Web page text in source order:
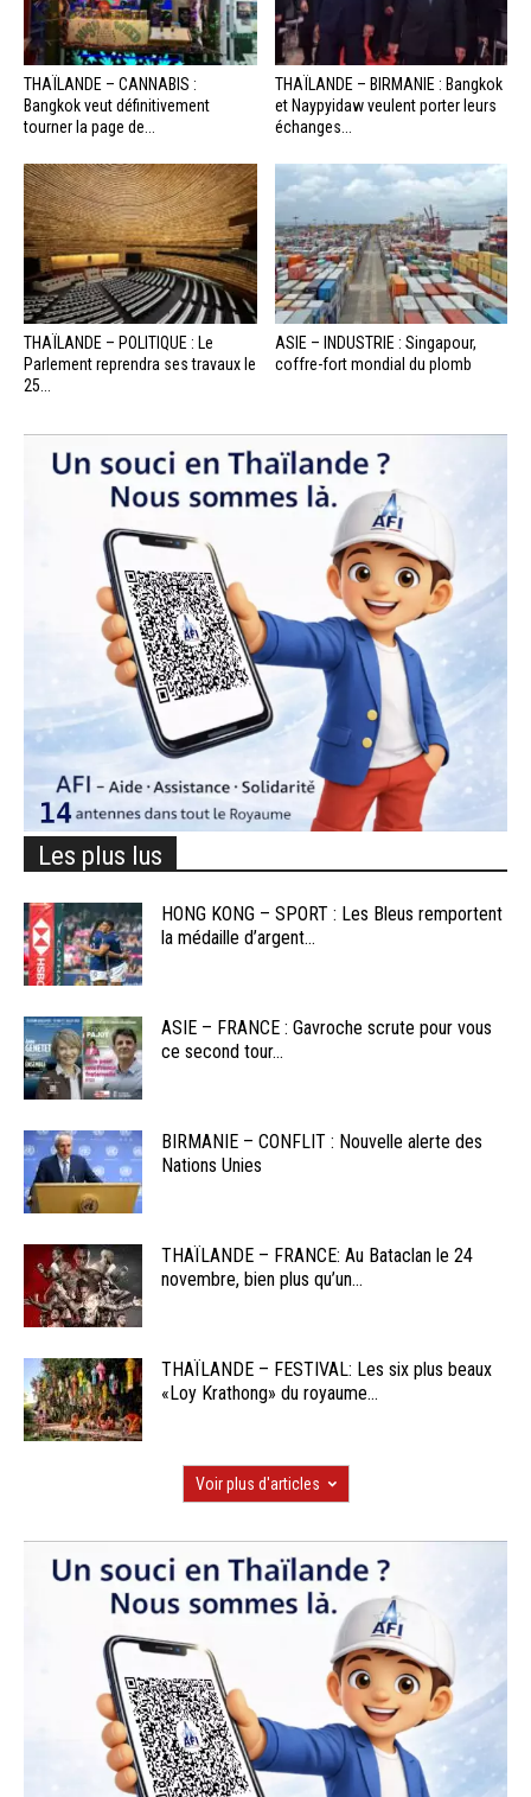
THAÏLANDE – CANNABIS :
Bangkok veut définitivement
tourner la page de...
THAÏLANDE – BIRMANIE : Bangkok
et Naypyidaw veulent porter leurs
échanges...
THAÏLANDE – POLITIQUE : Le
Parlement reprendra ses travaux le
25...
ASIE – INDUSTRIE : Singapour,
coffre-fort mondial du plomb
Les plus lus
HONG KONG – SPORT : Les Bleus remportent
la médaille d’argent...
ASIE – FRANCE : Gavroche scrute pour vous
ce second tour...
BIRMANIE – CONFLIT : Nouvelle alerte des
Nations Unies
THAÏLANDE – FRANCE: Au Bataclan le 24
novembre, bien plus qu’un...
THAÏLANDE – FESTIVAL: Les six plus beaux
«Loy Krathong» du royaume...
Voir plus d'articles